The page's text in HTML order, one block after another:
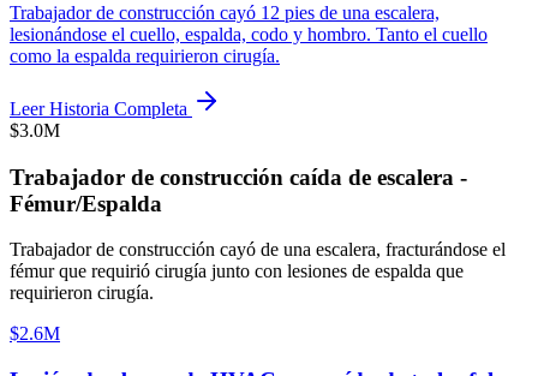
Trabajador de construcción cayó 12 pies de una escalera,
lesionándose el cuello, espalda, codo y hombro. Tanto el cuello
como la espalda requirieron cirugía.
Leer Historia Completa
$3.0M
Trabajador de construcción caída de escalera -
Fémur/Espalda
Trabajador de construcción cayó de una escalera, fracturándose el
fémur que requirió cirugía junto con lesiones de espalda que
requirieron cirugía.
$2.6M